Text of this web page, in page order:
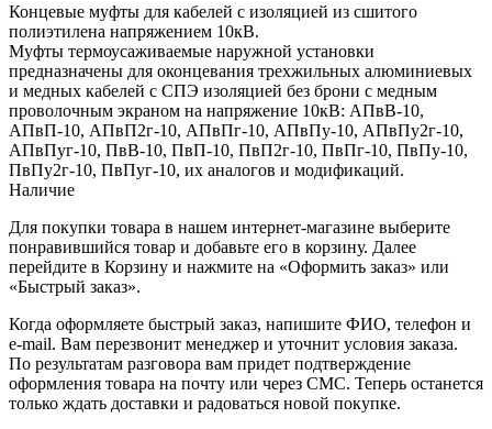
Концевые муфты для кабелей с изоляцией из сшитого
полиэтилена напряжением 10кВ.
Муфты термоусаживаемые наружной установки
предназначены для оконцевания трехжильных алюминиевых
и медных кабелей с СПЭ изоляцией без брони с медным
проволочным экраном на напряжение 10кВ: АПвВ-10,
АПвП-10, АПвП2г-10, АПвПг-10, АПвПу-10, АПвПу2г-10,
АПвПуг-10, ПвВ-10, ПвП-10, ПвП2г-10, ПвПг-10, ПвПу-10,
ПвПу2г-10, ПвПуг-10, их аналогов и модификаций.
Наличие
Для покупки товара в нашем интернет-магазине выберите
понравившийся товар и добавьте его в корзину. Далее
перейдите в Корзину и нажмите на «Оформить заказ» или
«Быстрый заказ».
Когда оформляете быстрый заказ, напишите ФИО, телефон и
e-mail. Вам перезвонит менеджер и уточнит условия заказа.
По результатам разговора вам придет подтверждение
оформления товара на почту или через СМС. Теперь останется
только ждать доставки и радоваться новой покупке.